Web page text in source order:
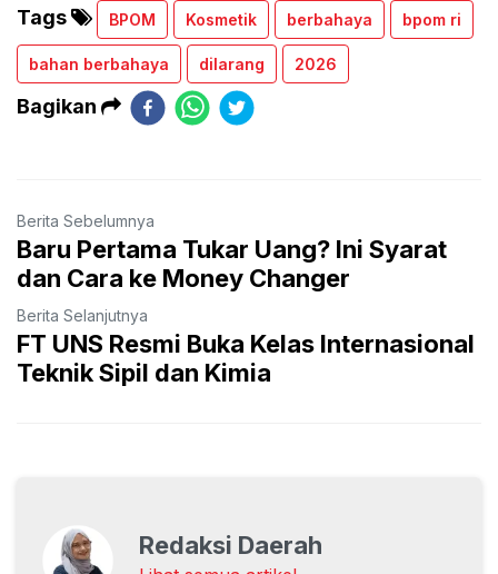
Tags
BPOM Kosmetik berbahaya bpom ri
bahan berbahaya dilarang 2026
Bagikan
Berita Sebelumnya
Baru Pertama Tukar Uang? Ini Syarat
dan Cara ke Money Changer
Berita Selanjutnya
FT UNS Resmi Buka Kelas Internasional
Teknik Sipil dan Kimia
Redaksi Daerah